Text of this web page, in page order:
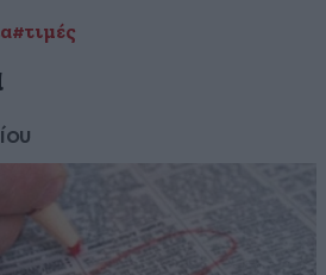
#τιμές